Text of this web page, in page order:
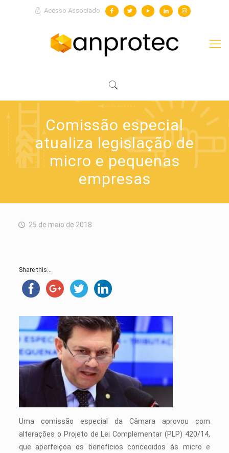
Acesso Associado
Comissão especial
atualiza legislação de
micro e pequenas
empresas
25 de maio de 2018
Share this...
Uma comissão especial
da Câmara aprovou com
alterações o Projeto de Lei Complementar (PLP) 420/14,
que aperfeiçoa os benefícios concedidos às micro e